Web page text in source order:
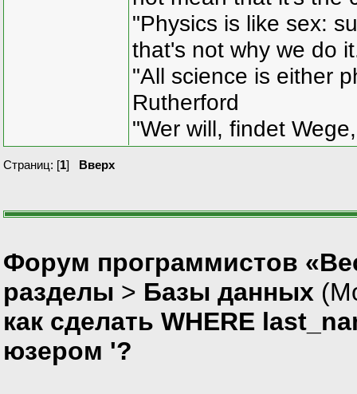
"Physics is like sex:
that's not why we do
"All science is either
Rutherford
"Wer will, findet
Страниц: [1] Вверх
Форум программистов
разделы > Базы данных
как сделать WHERE
юзером '?